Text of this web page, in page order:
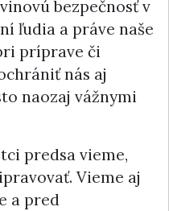
bezpečnosť v
ľudia a práve naše
príprave či
nás aj
naozaj vážnymi
predsa vieme,
Vieme aj
a pred